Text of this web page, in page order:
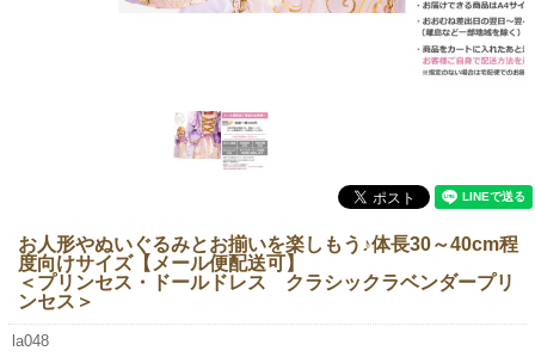
お人形やぬいぐるみとお揃いを楽しもう♪体長30～40cm程
度向けサイズ【メール便配送可】
＜プリンセス・ドールドレス クラシックラベンダープリ
ンセス＞
la048
ブログ
お問い合わせ
0120-221-040